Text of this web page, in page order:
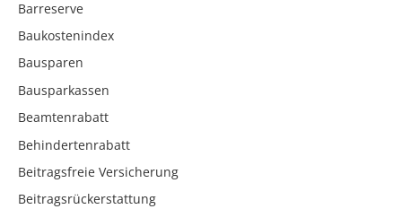
Barreserve
Baukostenindex
Bausparen
Bausparkassen
Beamtenrabatt
Behindertenrabatt
Beitragsfreie Versicherung
Beitragsrückerstattung